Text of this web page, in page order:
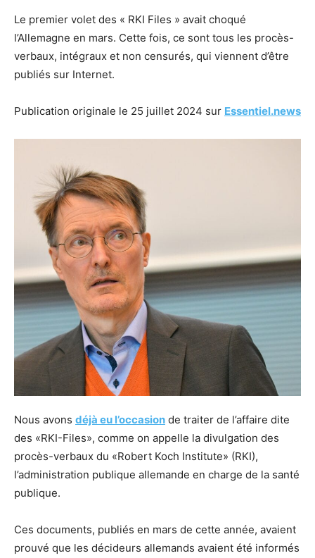
Le premier volet des « RKI Files » avait choqué
l’Allemagne en mars. Cette fois, ce sont tous les procès-
verbaux, intégraux et non censurés, qui viennent d’être
publiés sur Internet.
Publication originale le 25 juillet 2024 sur Essentiel.news
Nous avons déjà eu l’occasion de traiter de l’affaire dite
des «RKI-Files», comme on appelle la divulgation des
procès-verbaux du «Robert Koch Institute» (RKI),
l’administration publique allemande en charge de la santé
publique.
Ces documents, publiés en mars de cette année, avaient
prouvé que les décideurs allemands avaient été informés